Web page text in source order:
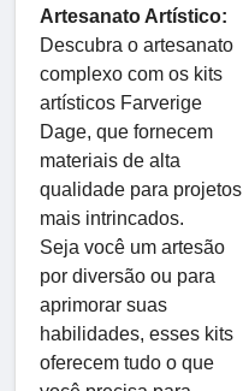
Artesanato Artístico:
Descubra o artesanato
complexo com os kits
artísticos Farverige
Dage, que fornecem
materiais de alta
qualidade para projetos
mais intrincados.
Seja você um artesão
por diversão ou para
aprimorar suas
habilidades, esses kits
oferecem tudo o que